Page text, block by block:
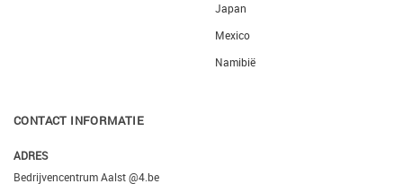
Japan
Mexico
Namibië
CONTACT INFORMATIE
ADRES
Bedrijvencentrum Aalst @4.be